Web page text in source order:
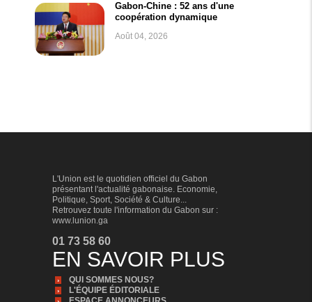
Gabon-Chine : 52 ans d'une
coopération dynamique
Août 04, 2026
L'Union est le quotidien officiel du Gabon
présentant l'actualité gabonaise. Economie,
Politique, Sport, Société & Culture...
Retrouvez toute l'information du Gabon sur :
www.lunion.ga
01 73 58 60
EN SAVOIR PLUS
QUI SOMMES NOUS?
L'ÉQUIPE ÉDITORIALE